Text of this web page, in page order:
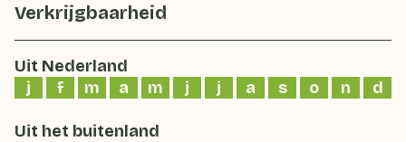
Verkrijgbaarheid
Uit Nederland
j
f m a m j j a s o n d
Uit het buitenland